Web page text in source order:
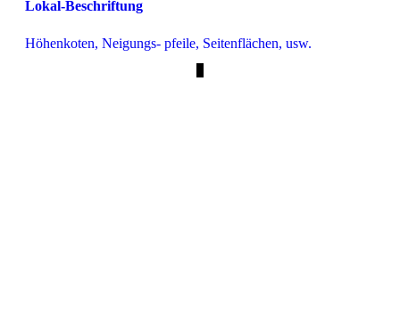
Lokal-Beschriftung
Höhenkoten, Neigungs- pfeile, Seitenflächen, usw.